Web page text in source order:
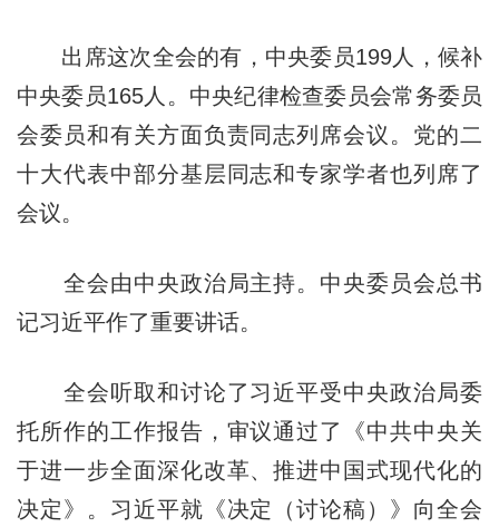
出席这次全会的有，中央委员199人，候补
中央委员165人。中央纪律检查委员会常务委员
会委员和有关方面负责同志列席会议。党的二
十大代表中部分基层同志和专家学者也列席了
会议。
全会由中央政治局主持。中央委员会总书
记习近平作了重要讲话。
全会听取和讨论了习近平受中央政治局委
托所作的工作报告，审议通过了《中共中央关
于进一步全面深化改革、推进中国式现代化的
决定》。习近平就《决定（讨论稿）》向全会